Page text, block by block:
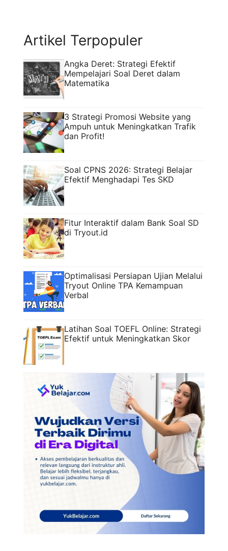
Artikel Terpopuler
Angka Deret: Strategi Efektif
Mempelajari Soal Deret dalam
Matematika
3 Strategi Promosi Website yang
Ampuh untuk Meningkatkan Trafik
dan Profit!
Soal CPNS 2026: Strategi Belajar
Efektif Menghadapi Tes SKD
Fitur Interaktif dalam Bank Soal SD
di Tryout.id
Optimalisasi Persiapan Ujian Melalui
Tryout Online TPA Kemampuan
Verbal
Latihan Soal TOEFL Online: Strategi
Efektif untuk Meningkatkan Skor